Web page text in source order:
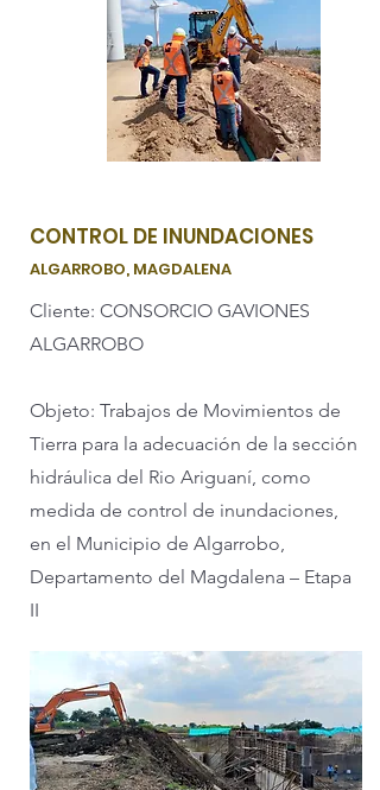
CONTROL DE INUNDACIONES
ALGARROBO, MAGDALENA
Cliente: CONSORCIO GAVIONES
ALGARROBO
Objeto: Trabajos de Movimientos de
Tierra para la adecuación de la sección
hidráulica del Rio Ariguaní, como
medida de control de inundaciones,
en el Municipio de Algarrobo,
Departamento del Magdalena – Etapa
II